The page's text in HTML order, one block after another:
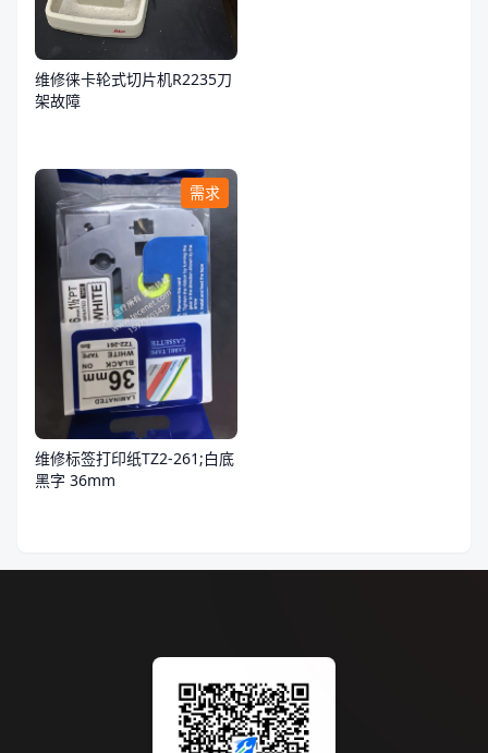
维修徕卡轮式切片机R2235刀
架故障
需求
维修标签打印纸TZ2-261;白底
黑字 36mm